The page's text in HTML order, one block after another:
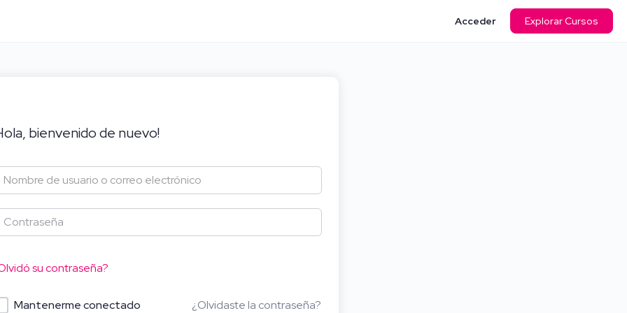
Acceder Explorar Cursos
bienvenido de nuevo!
su contraseña?
Mantenerme conectado ¿Olvidaste la contraseña?